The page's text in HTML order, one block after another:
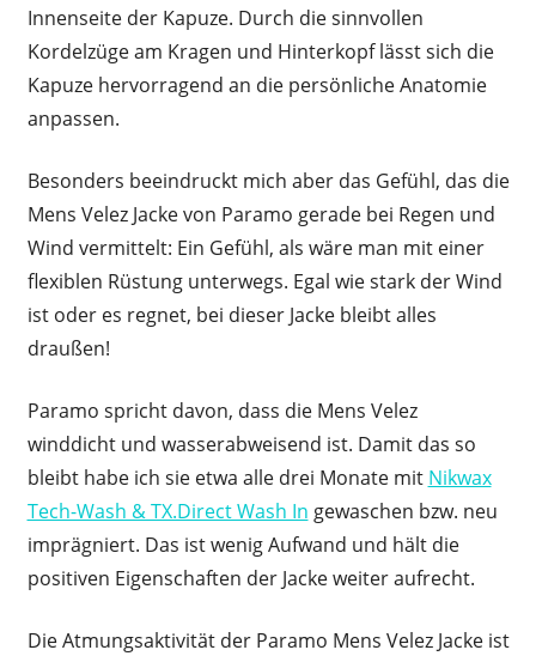
Innenseite der Kapuze. Durch die sinnvollen
Kordelzüge am Kragen und Hinterkopf lässt sich die
Kapuze hervorragend an die persönliche Anatomie
anpassen.
Besonders beeindruckt mich aber das Gefühl, das die
Mens Velez Jacke von Paramo gerade bei Regen und
Wind vermittelt: Ein Gefühl, als wäre man mit einer
flexiblen Rüstung unterwegs. Egal wie stark der Wind
ist oder es regnet, bei dieser Jacke bleibt alles
draußen!
Paramo spricht davon, dass die Mens Velez
winddicht und wasserabweisend ist. Damit das so
bleibt habe ich sie etwa alle drei Monate mit Nikwax
Tech-Wash & TX.Direct Wash In gewaschen bzw. neu
imprägniert. Das ist wenig Aufwand und hält die
positiven Eigenschaften der Jacke weiter aufrecht.
Die Atmungsaktivität der Paramo Mens Velez Jacke ist